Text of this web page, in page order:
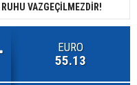
VAZGEÇİLMEZDİR!
EURO
55.13